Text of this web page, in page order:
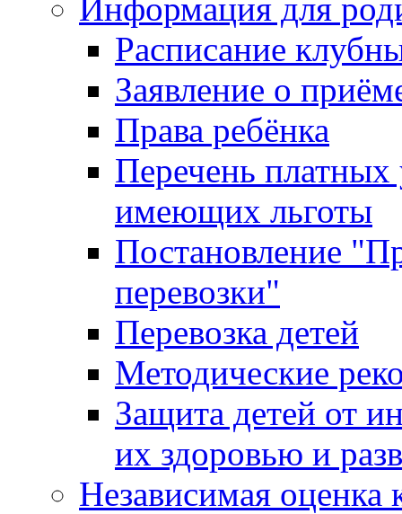
Информация для
Расписание
Заявление о
Права ребёнка
Перечень платных
имеющих льготы
Постановление
перевозки"
Перевозка детей
Методические
Защита детей от
их здоровью и
Независимая оценка